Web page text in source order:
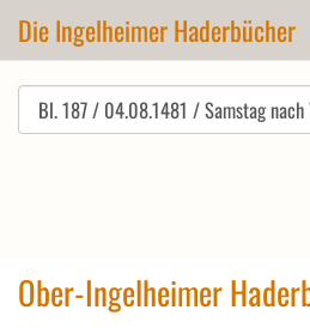
Die Ingelheimer Haderbücher
Ober-Ingelheimer